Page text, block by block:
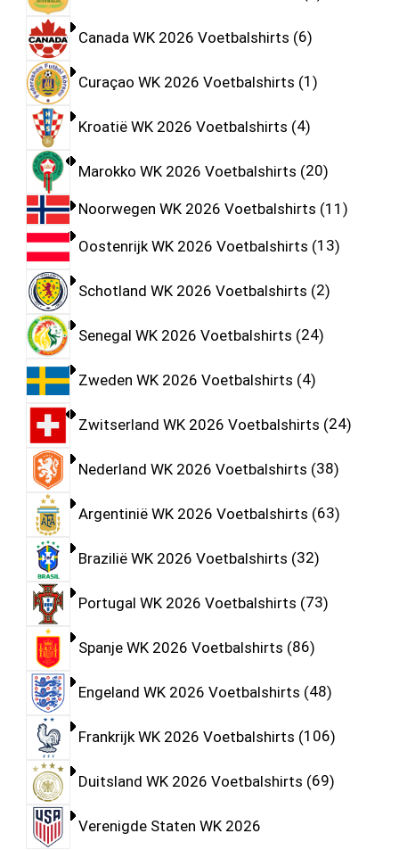
Canada WK 2026 Voetbalshirts 6
Curaçao WK 2026 Voetbalshirts 1
Kroatië WK 2026 Voetbalshirts 4
Marokko WK 2026 Voetbalshirts 20
Noorwegen WK 2026 Voetbalshirts 11
Oostenrijk WK 2026 Voetbalshirts 13
Schotland WK 2026 Voetbalshirts 2
Senegal WK 2026 Voetbalshirts 24
Zweden WK 2026 Voetbalshirts 4
Zwitserland WK 2026 Voetbalshirts 24
Nederland WK 2026 Voetbalshirts 38
Argentinië WK 2026 Voetbalshirts 63
Brazilië WK 2026 Voetbalshirts 32
Portugal WK 2026 Voetbalshirts 73
Spanje WK 2026 Voetbalshirts 86
Engeland WK 2026 Voetbalshirts 48
Frankrijk WK 2026 Voetbalshirts 106
Duitsland WK 2026 Voetbalshirts 69
Verenigde Staten WK 2026